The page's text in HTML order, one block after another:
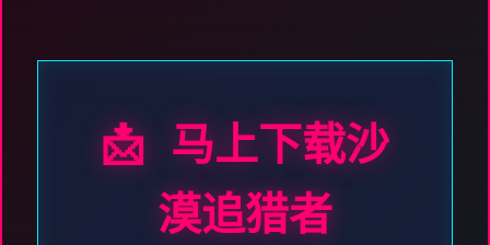
📩 马上下载沙
漠追猎者